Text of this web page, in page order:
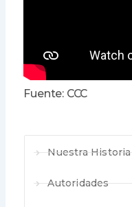
Fuente: CCC
Nuestra Historia
Autoridades